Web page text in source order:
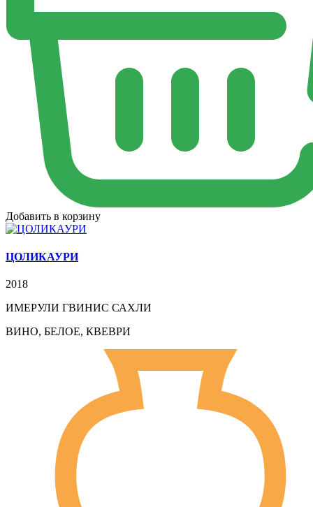
Добавить в корзину
ЦОЛИКАУРИ
2018
ИМЕРУЛИ ГВИНИС САХЛИ
ВИНО, БЕЛОЕ, КВЕВРИ